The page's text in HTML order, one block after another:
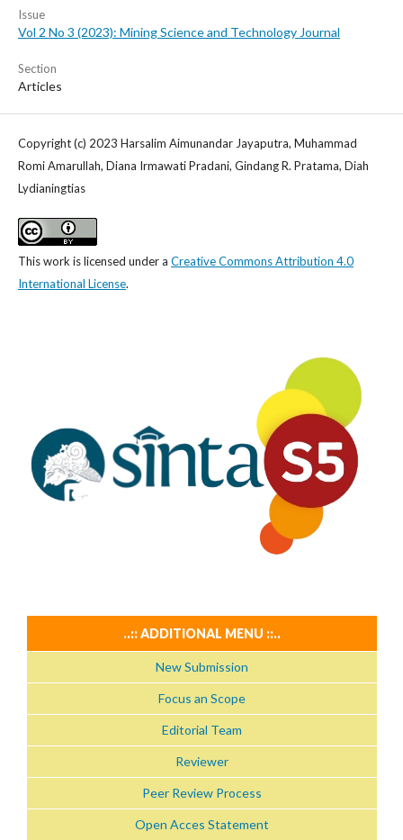
Issue
Vol 2 No 3 (2023): Mining Science and Technology Journal
Section
Articles
Copyright (c) 2023 Harsalim Aimunandar Jayaputra, Muhammad
Romi Amarullah, Diana Irmawati Pradani, Gindang R. Pratama, Diah
Lydianingtias
This work is licensed under a Creative Commons Attribution 4.0
International License.
..:: ADDITIONAL MENU ::..
New Submission
Focus an Scope
Editorial Team
Reviewer
Peer Review Process
Open Acces Statement